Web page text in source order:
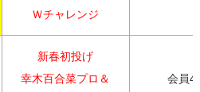
Ｗチャレンジ
新春初投げ
幸木百合菜プロ＆
会員